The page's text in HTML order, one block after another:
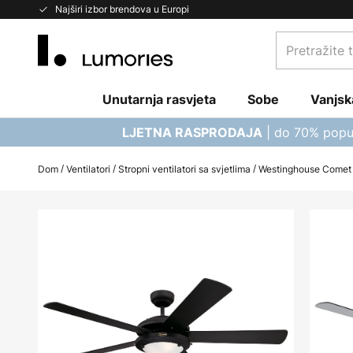
Najširi izbor brendova u Europi
Skip
Pretražite
trgovinu...
Unutarnja rasvjeta Sobe
LJETNA RASPRODAJA | do 70%
Dom Ventilatori Stropni ventilatori sa svjetlima Westinghouse
the